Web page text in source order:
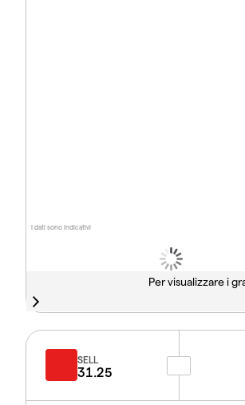
I dati sono indicativi
Per visualizzare i
SELL
31.25